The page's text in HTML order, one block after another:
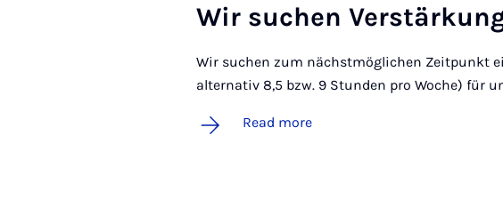
Wir suchen
Wir suchen zum nächstmöglichen Zeitpunkt
alternativ 8,5 bzw. 9 Stunden pro Woche) für
Read more